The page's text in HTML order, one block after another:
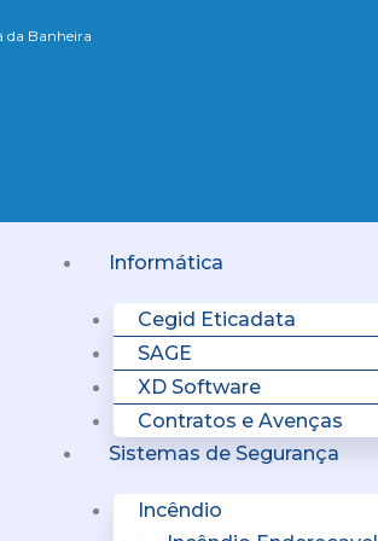
da Banheira
Informática
Cegid Eticadata
SAGE
XD Software
Contratos e Avenças
Sistemas de Segurança
Incêndio
Menu